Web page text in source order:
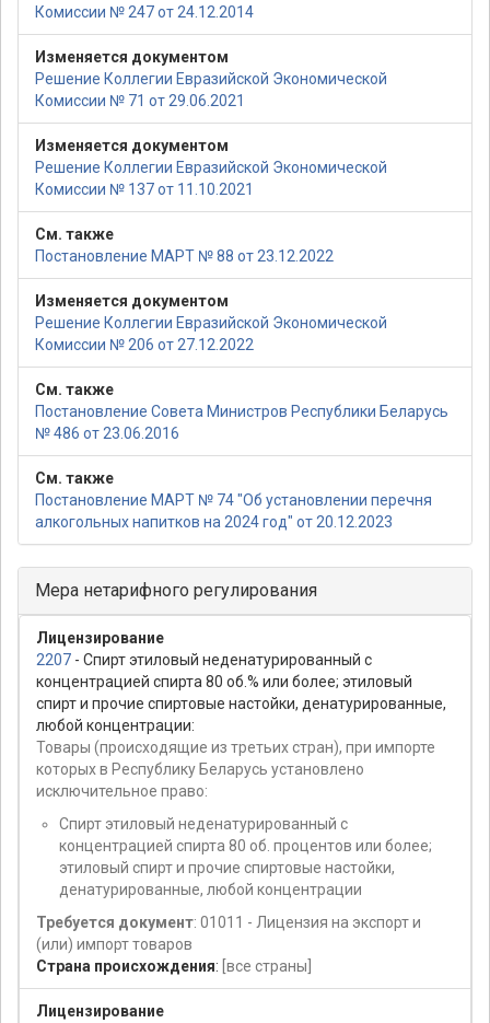
Комиссии № 247 от 24.12.2014
Изменяется документом
Решение Коллегии Евразийской Экономической
Комиссии № 71 от 29.06.2021
Изменяется документом
Решение Коллегии Евразийской Экономической
Комиссии № 137 от 11.10.2021
См. также
Постановление МАРТ № 88 от 23.12.2022
Изменяется документом
Решение Коллегии Евразийской Экономической
Комиссии № 206 от 27.12.2022
См. также
Постановление Совета Министров Республики Беларусь
№ 486 от 23.06.2016
См. также
Постановление МАРТ № 74 "Об установлении перечня
алкогольных напитков на 2024 год" от 20.12.2023
Мера нетарифного регулирования
Лицензирование
2207 - Спирт этиловый неденатурированный с
концентрацией спирта 80 об.% или более; этиловый
спирт и прочие спиртовые настойки, денатурированные,
любой концентрации:
Товары (происходящие из третьих стран), при импорте
которых в Республику Беларусь установлено
исключительное право:
Спирт этиловый неденатурированный с
концентрацией спирта 80 об. процентов или более;
этиловый спирт и прочие спиртовые настойки,
денатурированные, любой концентрации
Требуется документ: 01011 - Лицензия на экспорт и
(или) импорт товаров
Страна происхождения: [все страны]
Лицензирование